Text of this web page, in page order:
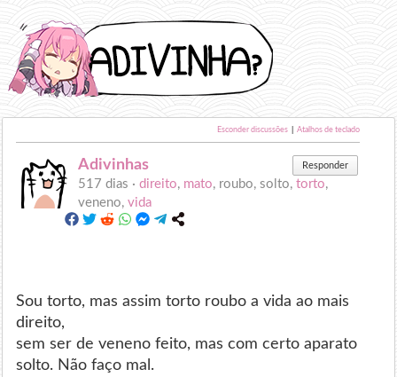
Esconder discussões Atalhos de teclado
Adivinhas Responder
517 dias ·direito, mato, roubo, solto,torto,
veneno,vida
Sou torto, mas assim torto roubo a vida ao mais
direito,
sem ser de veneno feito, mas com certo aparato
solto. Não faço mal.